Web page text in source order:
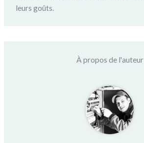
leurs goûts.
À propos de l'auteur